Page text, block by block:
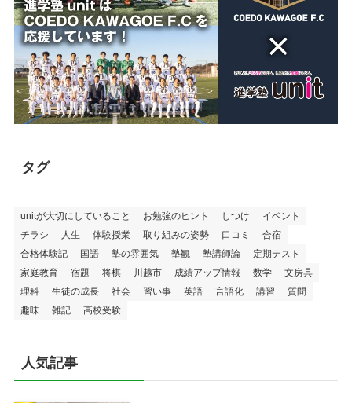
タグ
unitが大切にしていること お勉強のヒント しつけ
イベント
チラシ
人生 体験授業 取り組みの姿勢 口コミ
合宿
合格体験記
国語 塾の雰囲気 塾観 塾講師論
定期テスト
家庭教育
宿題 将棋 川越市 成績アップ情報 数学
文房具
理科
生徒の成長 社会 習い事 英語 言語化 講習
質問
趣味
雑記 高校受験
人気記事